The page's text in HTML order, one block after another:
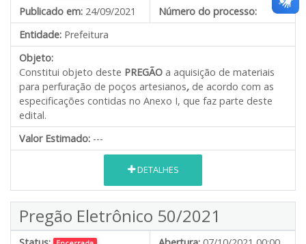
Publicado em: 24/09/2021
Número do processo:
Entidade: Prefeitura
Objeto:
Constitui objeto deste PREGÃO a aquisição de materiais
para perfuração de poços artesianos, de acordo com as
especificações contidas no Anexo I, que faz parte deste
edital.
Valor Estimado: ---
DETALHES
Pregão Eletrônico 50/2021